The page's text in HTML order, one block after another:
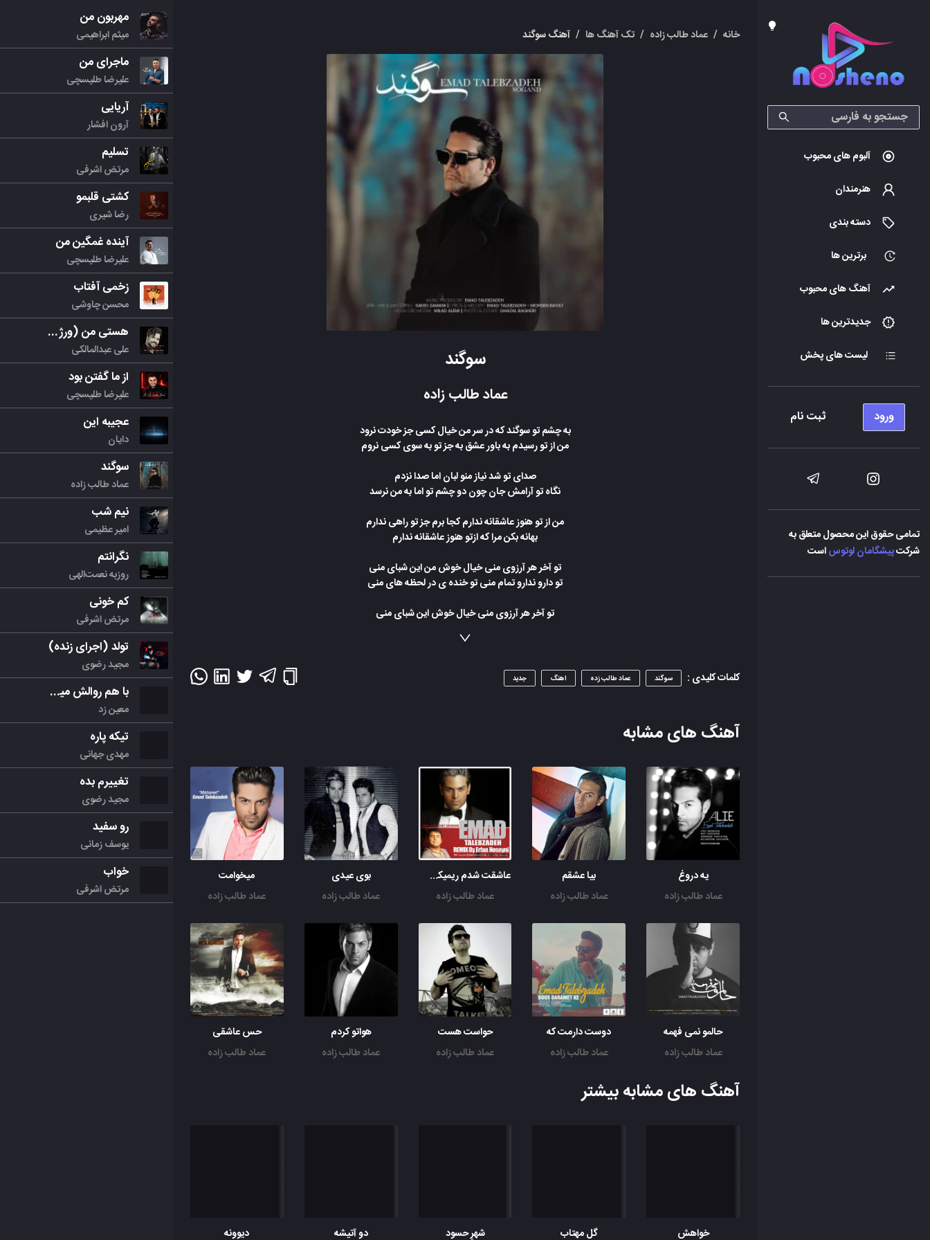
آلبوم های محبوب
هنرمندان
دسته بندی
برترین ها
آهنگ های محبوب
جدیدترین ها
لیست های پخش
ورود ثبت نام
تمامی حقوق این محصول متعلق به
شرکتپیشگامان لوتوساست
خانه / عماد طالب زاده / تک آهنگ ها / آهنگ سوگند
سوگند
عماد طالب زاده
ﺑﻪ ﭼﺸﻢ ﺗﻮ ﺳﻮﮔﻨﺪ ﻛﻪ در ﺳﺮ ﻣﻦ ﺧﻴﺎل ﻛﺴﻰ ﺟﺰ ﺧﻮدت ﻧﺮود
ﻣﻦ از ﺗﻮ رﺳﻴﺪم ﺑﻪ ﺑﺎور ﻋﺸﻖ ﺑﻪ ﺟﺰ ﺗﻮ ﺑﻪ ﺳﻮی ﻛﺴﻰ ﻧﺮوم
ﺻﺪای ﺗﻮ ﺷﺪ ﻧﻴﺎز ﻣﻨﻮ ﻟﺒﺎن اﻣﺎ ﺻﺪا ﻧﺰدم
ﻧﮕﺎه ﺗﻮ آراﻣﺶ ﺟﺎن ﭼﻮن دو ﭼﺸﻢ ﺗﻮ اﻣﺎ ﺑﻪ ﻣﻦ ﻧﺮﺳﺪ
ﻣﻦ از ﺗﻮ ﻫﻨﻮز ﻋﺎﺷﻘﺎﻧﻪ ﻧﺪارم ﻛﺠﺎ ﺑﺮم ﺟﺰ ﺗﻮ راﻫﻰ ﻧﺪارم
ﺑﻬﺎﻧﻪ ﺑﻜﻦ ﻣﺮا ﻛﻪ ازﺗﻮ ﻫﻨﻮز ﻋﺎﺷﻘﺎﻧﻪ ﻧﺪارم
ﺗﻮ آﺧﺮ ﻫﺮ آرزوی ﻣﻨﻰ ﺧﻴﺎل ﺧﻮش ﻣﻦ اﻳﻦ ﺷﺒﺎی ﻣﻨﻰ
ﺗﻮ دارو ﻧﺪارو ﺗﻤﺎم ﻣﻨﻰ ﺗﻮ ﺧﻨﺪه ی در ﻟﺤﻈﻪ ﻫﺎی ﻣﻨﻰ
ﺗﻮ آﺧﺮ ﻫﺮ آرزوی ﻣﻨﻰ ﺧﻴﺎل ﺧﻮش اﻳﻦ ﺷﺒﺎی ﻣﻨﻰ
کلمات کلیدی : سوگند عماد طالب زده اهنگ جدید
آهنگ های مشابه
یه دروغ
عماد طالب زاده
بیا عشقم
عماد طالب زاده
عاشقت شدم ریمیکس عرفان حسینی
عماد طالب زاده
بوی عیدی
عماد طالب زاده
میخوامت
عماد طالب زاده
حالمو نمی فهمه
عماد طالب زاده
دوست دارمت که
عماد طالب زاده
حواست هست
عماد طالب زاده
هواتو کردم
عماد طالب زاده
حس عاشقی
عماد طالب زاده
آهنگ های مشابه بیشتر
خواهش گل مهتاب شهرِ حسود دو آتیشه دیوونه
مهربون من
میثم ابراهیمی
ماجرای من
علیرضا طلیسچی
آریایی
آرون افشار
تسلیم
مرتض اشرفی
کشتی قلبمو
رضا شیری
آینده غمگین من
علیرضا طلیسچی
زخمی آفتاب
محسن چاوشی
هستی من (ورژن جدید)
علی عبدالمالکی
از ما گفتن بود
علیرضا طلیسچی
عجیبه این
دایان
سوگند
عماد طالب زاده
نیم شب
امیر عظیمی
نگرانتم
روزبه نعمت‌الهی
کم خونی
مرتض اشرفی
تولد (اجرای زنده)
مجید رضوی
با هم روالش میکنیم
معین زد
تیکه پاره
مهدی جهانی
تغییرم بده
مجید رضوی
رو سفید
یوسف زمانی
خواب
مرتض اشرفی